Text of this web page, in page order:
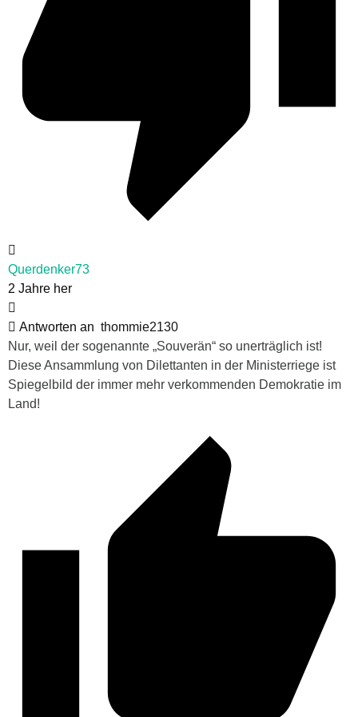
Querdenker73
2 Jahre her
Antworten an thommie2130
Nur, weil der sogenannte „Souverän“ so unerträglich ist!
Diese Ansammlung von Dilettanten in der Ministerriege ist
Spiegelbild der immer mehr verkommenden Demokratie im
Land!